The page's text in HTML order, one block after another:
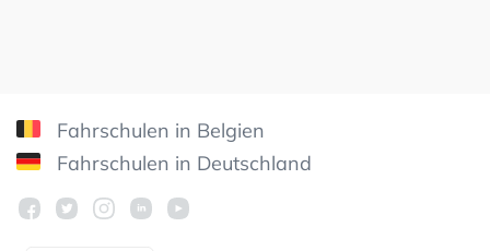
Fahrschulen in Belgien
Fahrschulen in Deutschland